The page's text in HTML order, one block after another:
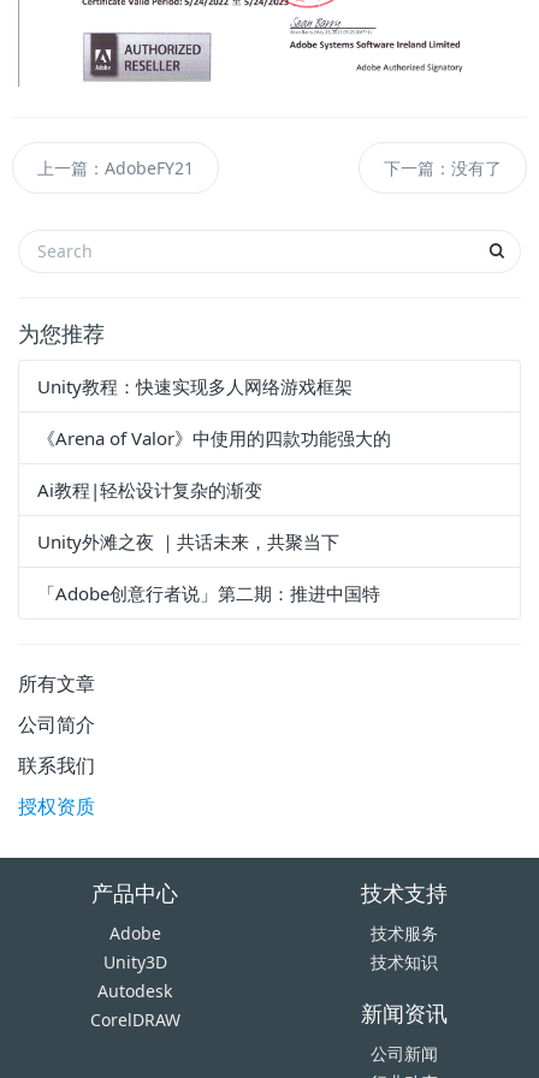
上一篇：AdobeFY21 下一篇：没有了
为您推荐
Unity教程：快速实现多人网络游戏框架
《Arena of Valor》中使用的四款功能强大的
Ai教程|轻松设计复杂的渐变
Unity外滩之夜 ｜共话未来，共聚当下
「Adobe创意行者说」第二期：推进中国特
所有文章
公司简介
联系我们
授权资质
产品中心
Adobe
Unity3D
Autodesk
CorelDRAW
技术支持
技术服务
技术知识
新闻资讯
公司新闻